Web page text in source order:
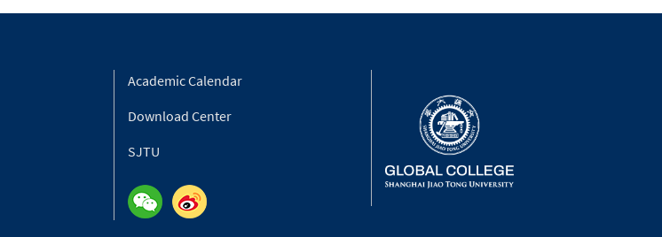
Academic Calendar
Download Center
SJTU